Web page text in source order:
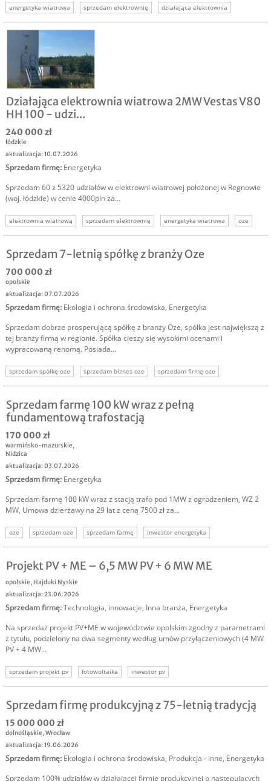
energetyka wiatrowa sprzedam elektrownię
działająca elektrownia
sprzedam elektrownię wiatrową
oze energetyka odnawialna
Działająca elektrownia wiatrowa 2MW Vestas V80
HH 100 - udzi...
240 000 zł
łódzkie
aktualizacja: 10.07.2026
Sprzedam firmę: Energetyka
Sprzedam 60 z 5320 udziałów w elektrowni wiatrowej położonej w Regnowie
(woj. łódzkie) w cenie 4000pln za...
elektrownia wiatrową sprzedam elektrownię energetyka wiatrowa
oze
oze inwestor
inwestrycja w oze
Sprzedam 7-letnią spółkę z branży Oze
700 000 zł
opolskie
aktualizacja: 07.07.2026
Sprzedam firmę: Ekologia i ochrona środowiska, Energetyka
Sprzedam dobrze prosperującą spółkę z branży Oze, spółka jest największą z
tej branży firmą w regionie. Spółka cieszy się wysokimi ocenami i
wypracowaną renomą. Posiada...
sprzedam spółkę oze sprzedam biznes oze
sprzedam firmę oze
inwestor oze
oze odnawialne źródła energii inwestycja w oze
Sprzedam farmę 100 kW wraz z pełną
fundamentową trafostacją
170 000 zł
warmińsko-mazurskie,
Nidzica
aktualizacja: 03.07.2026
Sprzedam firmę: Energetyka
Sprzedam farmę 100 kW wraz z stacją trafo pod 1MW z ogrodzeniem, WZ 2
MW, Umowa dzierżawy na 29 lat z ceną 7500 zł za...
oze sprzedam oze sprzedam farmę
inwestor energetyka
inwestycja w energetykę
inwestor energetyka odnawialna
Projekt PV + ME – 6,5 MW PV + 6 MW ME
opolskie, Hajduki Nyskie
aktualizacja: 23.06.2026
Sprzedam firmę:Technologia, innowacje, Inna branża, Energetyka
Na sprzedaż projekt PV+ME w województwie opolskim zgodny z parametrami
z tytułu, podzielony na dwa segmenty według umów przyłączeniowych (4 MW
PV + 4 MW...
sprzedam projekt pv fotowoltaika inwestor pv
Sprzedam firmę produkcyjną z 75-letnią tradycją
15 000 000 zł
dolnośląskie,Wrocław
aktualizacja: 19.06.2026
Sprzedam firmę: Ekologia i ochrona środowiska, Produkcja - inne, Energetyka
Sprzedam 100% udziałów w działającej firmie produkcyjnej o następujących